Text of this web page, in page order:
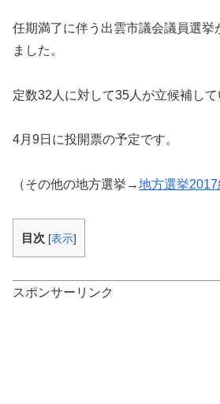
任期満了に伴う出雲市議会議員選挙
ました。
定数32人に対して35人が立候補して
4月9日に投開票の予定です。
（その他の地方選挙→地方選挙
目次 [表示]
スポンサーリンク